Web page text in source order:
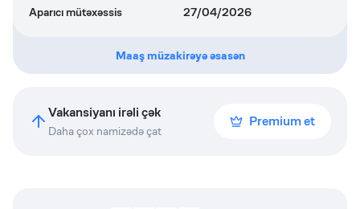
Aparıcı mütəxəssis
27/04/2026
Maaş müzakirəyə əsasən
Vakansiyanı irəli çək
Daha çox namizədə çat
Premium et